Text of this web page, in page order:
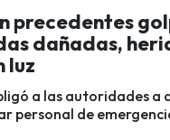
precedentes
dañadas,
luz
a las autoridades a
personal de